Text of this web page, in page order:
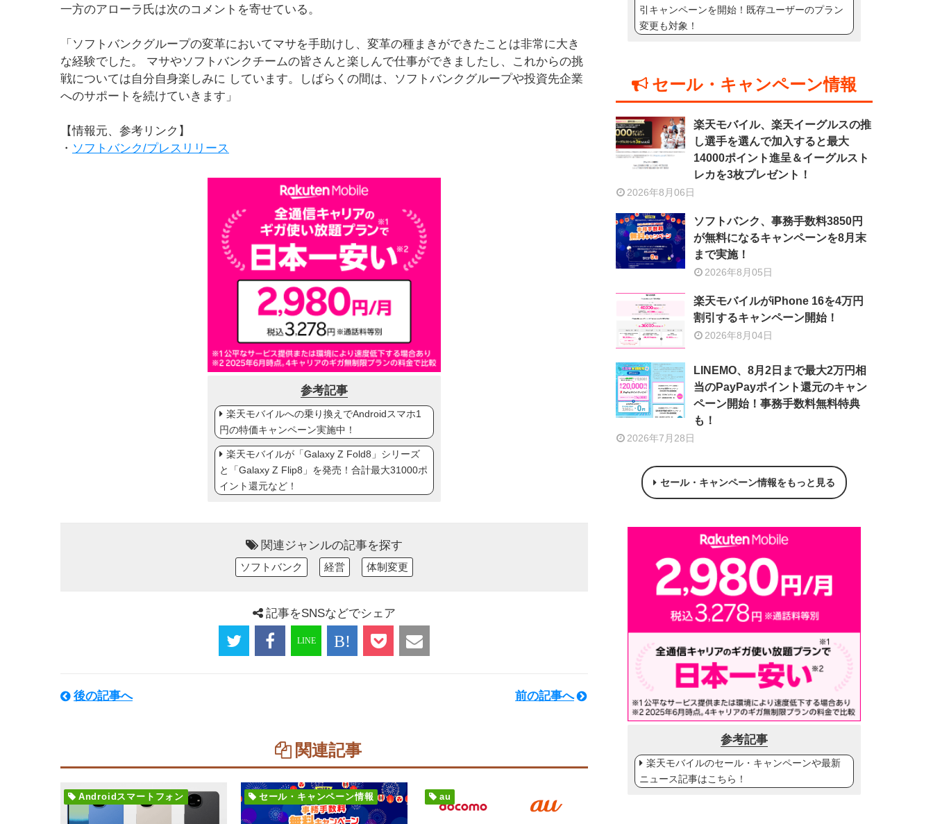
一方のアローラ氏は次のコメントを寄せている。
「ソフトバンクグループの変革においてマサを手助けし、変革の種まきができたことは非常に大き
な経験でした。 マサやソフトバンクチームの皆さんと楽しんで仕事ができましたし、これからの挑
戦については自分自身楽しみに しています。しばらくの間は、ソフトバンクグループや投資先企業
へのサポートを続けていきます」
【情報元、参考リンク】
・ ソフトバンク/プレスリリース
参考記事
楽天モバイルへの乗り換えでAndroidスマホ1
円の特価キャンペーン実施中！
楽天モバイルが「Galaxy Z Fold8」シリーズ
と「Galaxy Z Flip8」を発売！合計最大31000ポ
イント還元など！
関連ジャンルの記事を探す
ソフトバンク 経営 体制変更
記事をSNSなどでシェア
後の記事へ 前の記事へ
関連記事
Androidスマートフォン セール・キャンペーン情報 au
引キャンペーンを開始！既存ユーザーのプラン
変更も対象！
セール・キャンペーン情報
楽天モバイル、楽天イーグルスの推
し選手を選んで加入すると最大
14000ポイント進呈＆イーグルスト
レカを3枚プレゼント！
2026年8月06日
ソフトバンク、事務手数料3850円
が無料になるキャンペーンを8月末
まで実施！
2026年8月05日
楽天モバイルがiPhone 16を4万円
割引するキャンペーン開始！
2026年8月04日
LINEMO、8月2日まで最大2万円相
当のPayPayポイント還元のキャン
ペーン開始！事務手数料無料特典
も！
2026年7月28日
セール・キャンペーン情報をもっと見る
参考記事
楽天モバイルのセール・キャンペーンや最新
ニュース記事はこちら！